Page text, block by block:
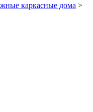
каркасные дома >